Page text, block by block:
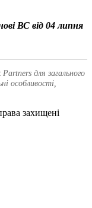
ВС від 04 липня
для загального
особливості,
захищені